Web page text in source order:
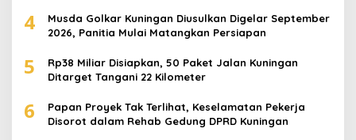
4
Musda Golkar Kuningan Diusulkan Digelar September
2026, Panitia Mulai Matangkan Persiapan
5
Rp38 Miliar Disiapkan, 50 Paket Jalan Kuningan
Ditarget Tangani 22 Kilometer
6
Papan Proyek Tak Terlihat, Keselamatan Pekerja
Disorot dalam Rehab Gedung DPRD Kuningan